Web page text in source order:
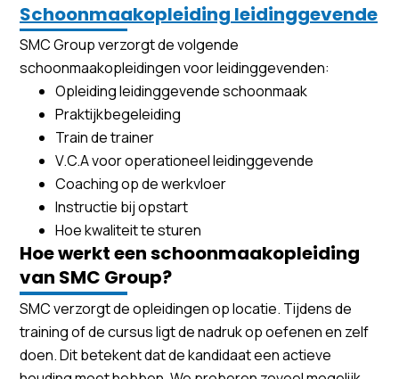
Schoonmaakopleiding leidinggevende
SMC Group verzorgt de volgende
schoonmaakopleidingen voor leidinggevenden:
Opleiding leidinggevende schoonmaak
Praktijkbegeleiding
Train de trainer
V.C.A voor operationeel leidinggevende
Coaching op de werkvloer
Instructie bij opstart
Hoe kwaliteit te sturen
Hoe werkt een schoonmaakopleiding
van SMC Group?
SMC verzorgt de opleidingen op locatie. Tijdens de
training of de cursus ligt de nadruk op oefenen en zelf
doen. Dit betekent dat de kandidaat een actieve